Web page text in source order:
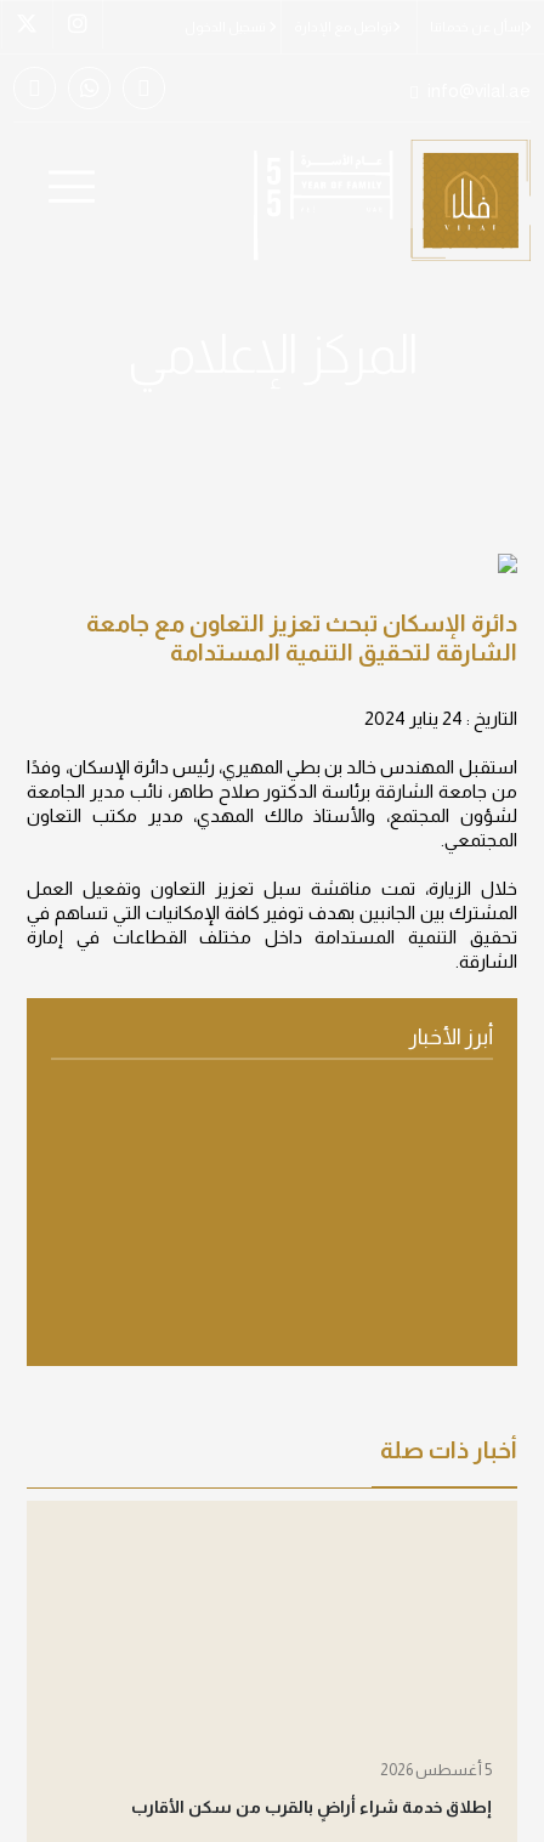
دائرة الإسكان تبحث تعزيز التعاون مع جامعة
الشارقة لتحقيق التنمية المستدامة
التاريخ : 24 يناير 2024
استقبل المهندس خالد بن بطي المهيري، رئيس دائرة الإسكان، وفدًا
من جامعة الشارقة برئاسة الدكتور صلاح طاهر، نائب مدير الجامعة
لشؤون المجتمع، والأستاذ مالك المهدي، مدير مكتب التعاون
المجتمعي.
خلال الزيارة، تمت مناقشة سبل تعزيز التعاون وتفعيل العمل
المشترك بين الجانبين بهدف توفير كافة الإمكانيات التي تساهم في
تحقيق التنمية المستدامة داخل مختلف القطاعات في إمارة
الشارقة.
أبرز الأخبار
أخبار ذات صلة
5 أغسطس 2026
إطلاق خدمة شراء أراضٍ بالقرب من سكن الأقارب